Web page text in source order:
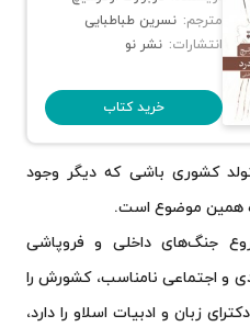
مترجم: نسرین طباطبایی
انتشارات: نشر نو
خرید کتاب
کشوری باشی که دیگر وجود
همین موضوع است.
جنگ‌های داخلی و فروپاشی
و اجتماعی نامناسب، کشورش را
زبان و ادبیات اسلاو را دارد،